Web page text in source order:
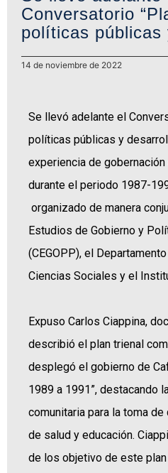
Conversatorio
políticas públicas
14 de noviembre de 2022
Se llevó adelante el
políticas públicas y
experiencia de
durante el periodo 1987-
organizado de manera
Estudios de Gobierno y
(CEGOPP), el
Ciencias Sociales y el
Expuso Carlos Ciappina,
describió el plan trienal
desplegó el gobierno de
1989 a 1991”, destacando
comunitaria para la toma
de salud y educación.
de los objetivo de este plan